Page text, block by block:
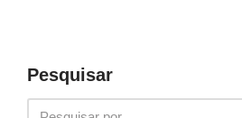
Pesquisar